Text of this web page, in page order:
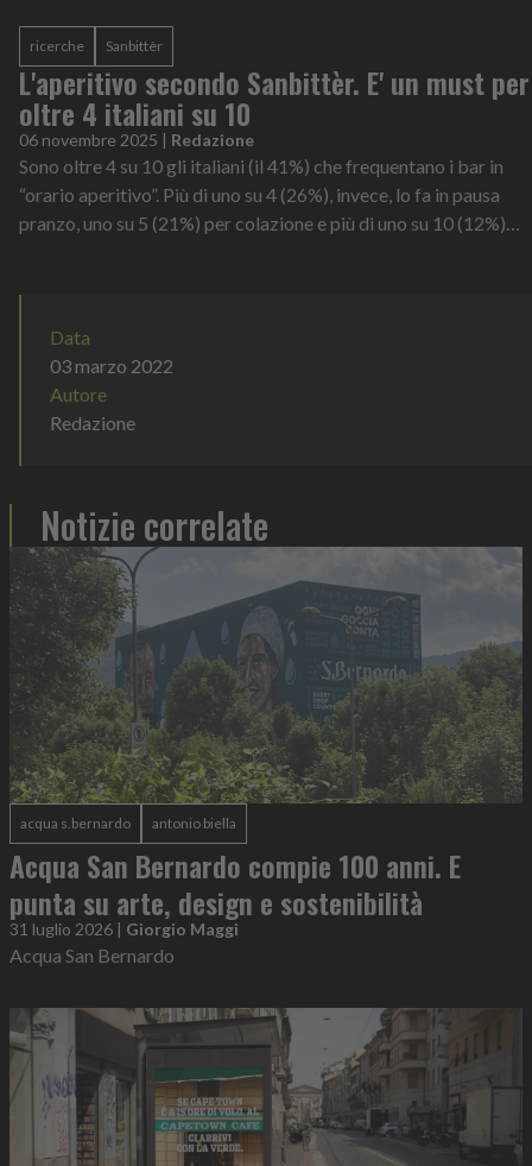
ricerche Sanbittèr
L'aperitivo secondo Sanbittèr. E' un must per
oltre 4 italiani su 10
06 novembre 2025 | Redazione
Sono oltre 4 su 10 gli italiani (il 41%) che frequentano i bar in
“orario aperitivo”. Più di uno su 4 (26%), invece, lo fa in pausa
pranzo, uno su 5 (21%) per colazione e più di uno su 10 (12%)
Data
03 marzo 2022
Autore
Redazione
Notizie correlate
acqua s.bernardo antonio biella
Acqua San Bernardo compie 100 anni. E
punta su arte, design e sostenibilità
31 luglio 2026 | Giorgio Maggi
Acqua San Bernardo